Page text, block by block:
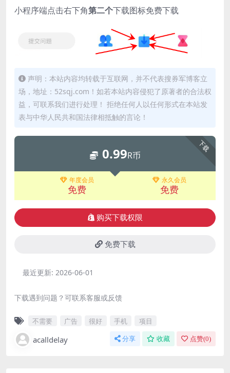
小程序端点击右下角第二个下载图标免费下载
声明：本站内容均转载于互联网，并不代表搜券军博客立
场，地址：52sqj.com！如若本站内容侵犯了原著者的合法权
益，可联系我们进行处理！ 拒绝任何人以任何形式在本站发
表与中华人民共和国法律相抵触的言论！
下载
0.99R币
年度会员
免费
永久会员
免费
购买下载权限
免费下载
最近更新: 2026-06-01
下载遇到问题？可联系客服或反馈
不需要 广告 很好 手机 项目
acalldelay 分享 收藏 点赞(0)